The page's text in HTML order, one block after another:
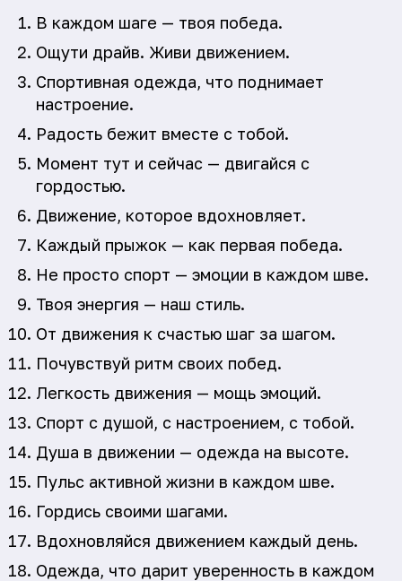
В каждом шаге — твоя победа.
Ощути драйв. Живи движением.
Спортивная одежда, что поднимает
настроение.
Радость бежит вместе с тобой.
Момент тут и сейчас — двигайся с
гордостью.
Движение, которое вдохновляет.
Каждый прыжок — как первая победа.
Не просто спорт — эмоции в каждом шве.
Твоя энергия — наш стиль.
От движения к счастью шаг за шагом.
Почувствуй ритм своих побед.
Легкость движения — мощь эмоций.
Спорт с душой, с настроением, с тобой.
Душа в движении — одежда на высоте.
Пульс активной жизни в каждом шве.
Гордись своими шагами.
Вдохновляйся движением каждый день.
Одежда, что дарит уверенность в каждом